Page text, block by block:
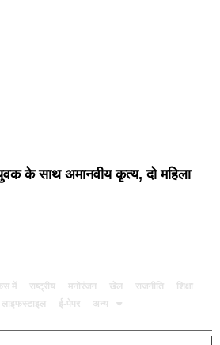
के साथ अमानवीय कृत्य, दो महिला
में राष्ट्रीय मनोरंजन खेल राजनीति
शिक्षा
लाइफस्टाइल ई-पेपर अन्य